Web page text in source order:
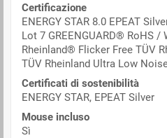
Certificazione
ENERGY STAR 8.0 EPEAT
Lot 7 GREENGUARD® RoHS /
Rheinland® Flicker Free TÜV
TÜV Rheinland Ultra Low
Certificati di sostenibilità
ENERGY STAR, EPEAT Silver
Mouse incluso
Sì